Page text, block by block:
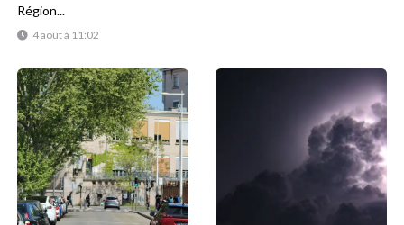
4 août à 11:02
Région...